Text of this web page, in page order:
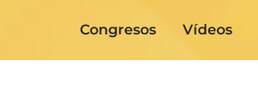
Congresos Vídeos